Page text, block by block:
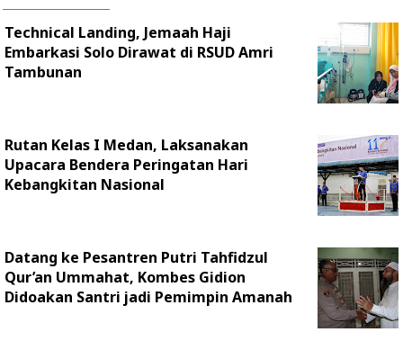
Technical Landing, Jemaah Haji
Embarkasi Solo Dirawat di RSUD Amri
Tambunan
Rutan Kelas I Medan, Laksanakan
Upacara Bendera Peringatan Hari
Kebangkitan Nasional
Datang ke Pesantren Putri Tahfidzul
Qur’an Ummahat, Kombes Gidion
Didoakan Santri jadi Pemimpin Amanah